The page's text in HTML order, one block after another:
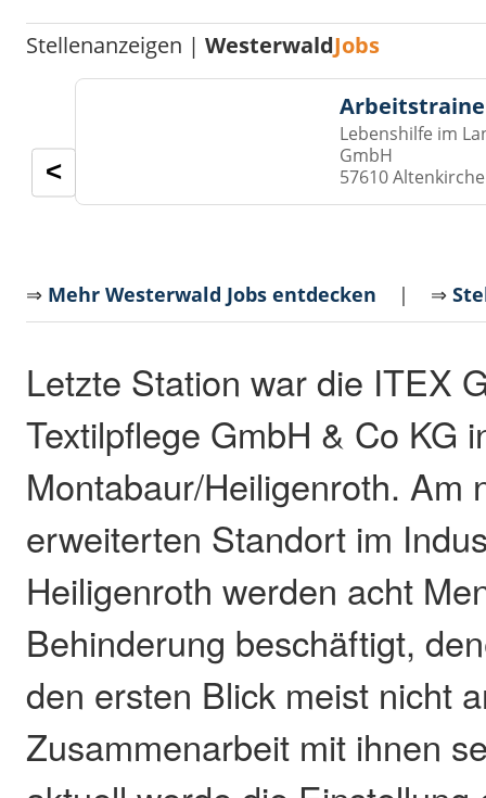
Stellenanzeigen |WesterwaldJobs
Lebenshilfe im
GmbH
57610
<
⇒ Mehr Westerwald Jobs entdecken | ⇒
Letzte Station war die ITEX
Textilpflege GmbH & Co KG
Montabaur/Heiligenroth. Am
erweiterten Standort im
Heiligenroth werden acht
Behinderung beschäftigt,
den ersten Blick meist nicht
Zusammenarbeit mit ihnen